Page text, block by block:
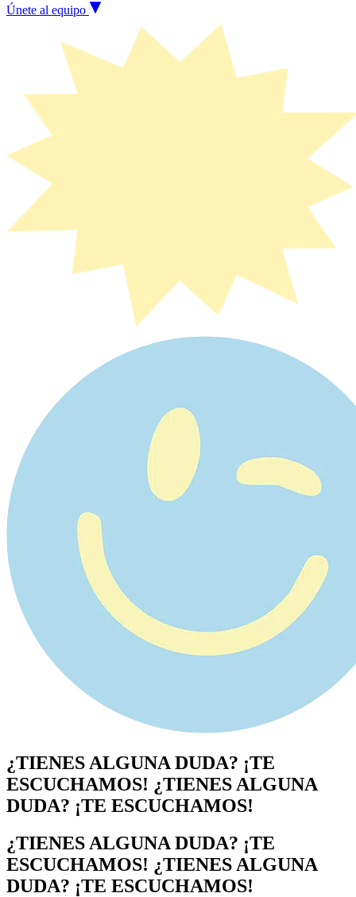
Únete al equipo
¿TIENES ALGUNA DUDA? ¡TE
ESCUCHAMOS! ¿TIENES ALGUNA
DUDA? ¡TE ESCUCHAMOS!
¿TIENES ALGUNA DUDA? ¡TE
ESCUCHAMOS! ¿TIENES ALGUNA
DUDA? ¡TE ESCUCHAMOS!